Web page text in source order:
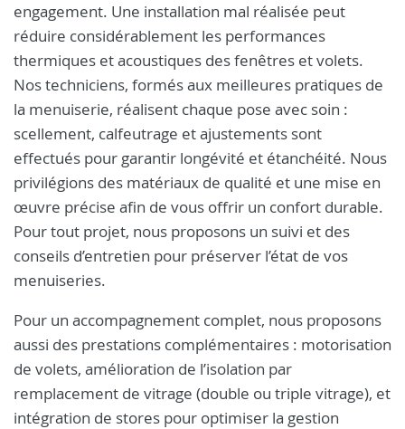
engagement. Une installation mal réalisée peut
réduire considérablement les performances
thermiques et acoustiques des fenêtres et volets.
Nos techniciens, formés aux meilleures pratiques de
la menuiserie, réalisent chaque pose avec soin :
scellement, calfeutrage et ajustements sont
effectués pour garantir longévité et étanchéité. Nous
privilégions des matériaux de qualité et une mise en
œuvre précise afin de vous offrir un confort durable.
Pour tout projet, nous proposons un suivi et des
conseils d’entretien pour préserver l’état de vos
menuiseries.
Pour un accompagnement complet, nous proposons
aussi des prestations complémentaires : motorisation
de volets, amélioration de l’isolation par
remplacement de vitrage (double ou triple vitrage), et
intégration de stores pour optimiser la gestion